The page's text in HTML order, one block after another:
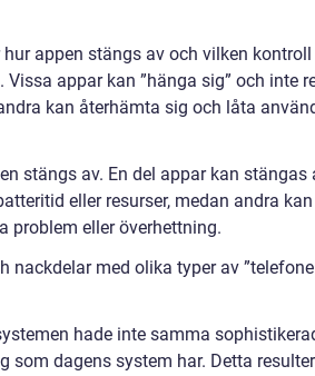
appen stängs av och vilken kontroll
appar kan ”hänga sig” och inte
kan återhämta sig och låta
stängs av. En del appar kan stängas
eller resurser, medan andra kan
problem eller överhettning.
nackdelar med olika typer av
hade inte samma
som dagens system har. Detta